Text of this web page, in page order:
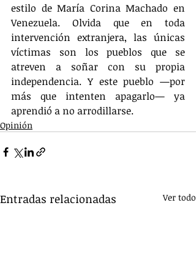
estilo de María Corina Machado en
Venezuela. Olvida que en toda
intervención extranjera, las únicas
víctimas son los pueblos que se
atreven a soñar con su propia
independencia. Y este pueblo —por
más que intenten apagarlo— ya
aprendió a no arrodillarse.
Opinión
Entradas relacionadas Ver todo